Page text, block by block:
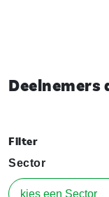
Deelnemers
Filter
Sector